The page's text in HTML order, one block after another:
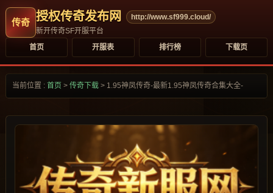
授权传奇发布网
http://www.sf999.cloud/
新开传奇SF开服平台
首页
开服表 排行榜 下载页
当前位置 : 首页 > 传奇下载 > 1.95神凤传奇-最新1.95神凤传奇合集大全-